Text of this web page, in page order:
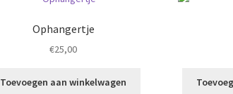
Ophangertje
€25,00
Toevoegen aan winkelwagen